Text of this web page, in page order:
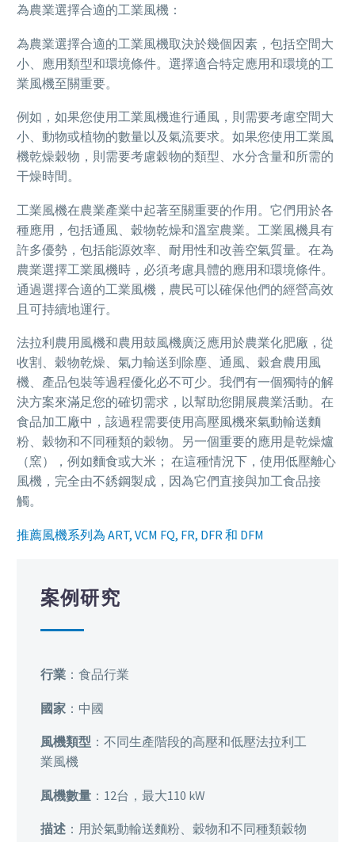
為農業選擇合適的工業風機：
為農業選擇合適的工業風機取決於幾個因素，包括空間大
小、應用類型和環境條件。選擇適合特定應用和環境的工
業風機至關重要。
例如，如果您使用工業風機進行通風，則需要考慮空間大
小、動物或植物的數量以及氣流要求。如果您使用工業風
機乾燥穀物，則需要考慮穀物的類型、水分含量和所需的
干燥時間。
工業風機在農業產業中起著至關重要的作用。它們用於各
種應用，包括通風、穀物乾燥和溫室農業。工業風機具有
許多優勢，包括能源效率、耐用性和改善空氣質量。在為
農業選擇工業風機時，必須考慮具體的應用和環境條件。
通過選擇合適的工業風機，農民可以確保他們的經營高效
且可持續地運行。
法拉利農用風機和農用鼓風機廣泛應用於農業化肥廠，從
收割、穀物乾燥、氣力輸送到除塵、通風、穀倉農用風
機、產品包裝等過程優化必不可少。我們有一個獨特的解
決方案來滿足您的確切需求，以幫助您開展農業活動。在
食品加工廠中，該過程需要使用高壓風機來氣動輸送麵
粉、穀物和不同種類的穀物。另一個重要的應用是乾燥爐
（窯），例如麵食或大米； 在這種情況下，使用低壓離心
風機，完全由不銹鋼製成，因為它們直接與加工食品接
觸。
推薦風機系列為 ART, VCM FQ, FR, DFR 和 DFM
案例研究
行業 ：食品行業
國家 ：中國
風機類型 ：不同生產階段的高壓和低壓法拉利工
業風機
風機數量 ：12台，最大110 kW
描述 ：用於氣動輸送麵粉、穀物和不同種類穀物